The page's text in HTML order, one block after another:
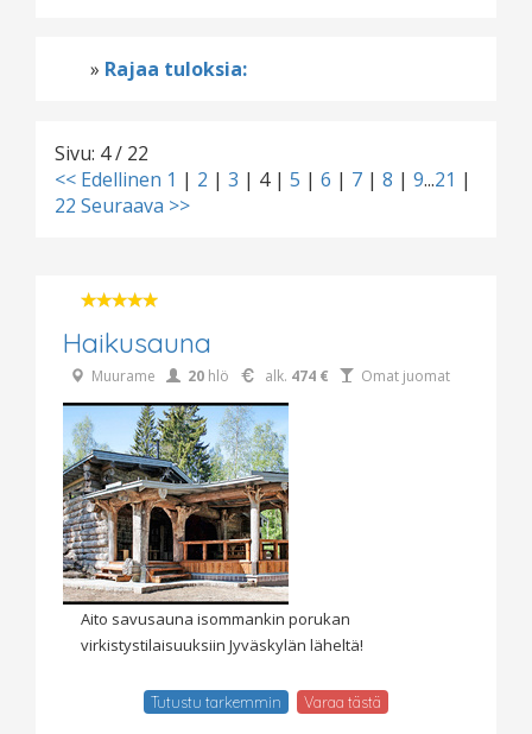
» Rajaa tuloksia:
Sivu: 4 / 22
<< Edellinen 1 | 2 | 3 | 4| 5 | 6 | 7 | 8 | 9...21 |
22 Seuraava >>
Haikusauna
Muurame 20 hlö alk. 474 € Omat juomat
Aito savusauna isommankin porukan
virkistystilaisuuksiin Jyväskylän läheltä!
Tutustu tarkemmin Varaa tästä